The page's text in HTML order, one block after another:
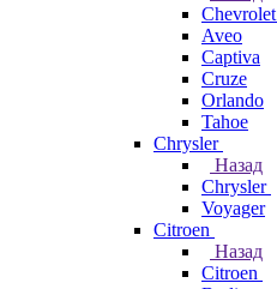
Chevrolet
Aveo
Captiva
Cruze
Orlando
Tahoe
Chrysler
Назад
Chrysler
Voyager
Citroen
Назад
Citroen